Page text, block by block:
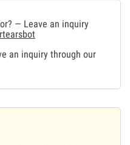
— Leave an inquiry
an inquiry through our